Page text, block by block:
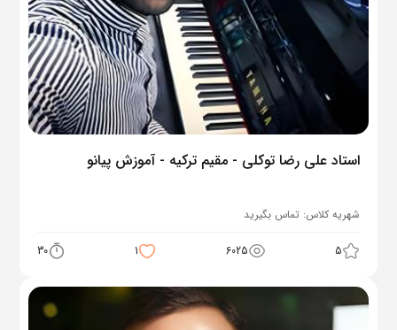
استاد علی رضا توکلی - مقیم ترکیه - آموزش پیانو
شهریه کلاس: تماس بگیرید
5
6025
1
30